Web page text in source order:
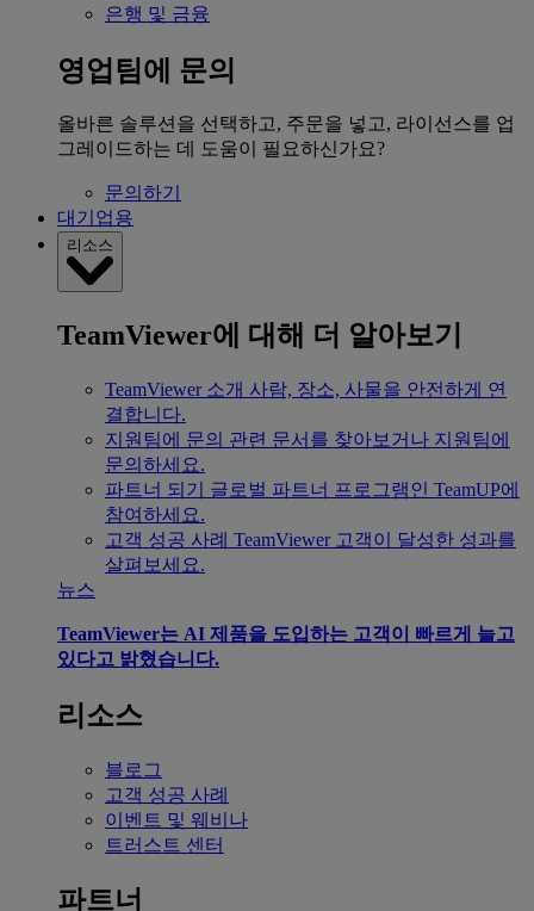
은행 및 금융
영업팀에 문의
올바른 솔루션을 선택하고, 주문을 넣고, 라이선스를 업
그레이드하는 데 도움이 필요하신가요?
문의하기
대기업용
리소스
TeamViewer에 대해 더 알아보기
TeamViewer 소개 사람, 장소, 사물을 안전하게 연
결합니다.
지원팀에 문의 관련 문서를 찾아보거나 지원팀에
문의하세요.
파트너 되기
글로벌 파트너 프로그램인 TeamUP에
참여하세요.
고객 성공 사례 TeamViewer 고객이 달성한 성과를
살펴보세요.
뉴스
TeamViewer는 AI 제품을 도입하는 고객이 빠르게 늘고
있다고 밝혔습니다.
리소스
블로그
고객 성공 사례
이벤트 및 웨비나
트러스트 센터
파트너